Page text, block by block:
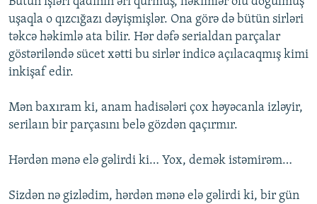
uşaqla o qızcığazı dəyişmişlər. Ona görə də bütün sirləri
təkcə həkimlə ata bilir. Hər dəfə serialdan parçalar
göstəriləndə sücet xətti bu sirlər indicə açılacaqmış kimi
inkişaf edir.
Mən baxıram ki, anam hadisələri çox həyəcanla izləyir,
serilaın bir parçasını belə gözdən qaçırmır.
Hərdən mənə elə gəlirdi ki… Yox, demək istəmirəm…
Sizdən nə gizlədim, hərdən mənə elə gəlirdi ki, bir gün